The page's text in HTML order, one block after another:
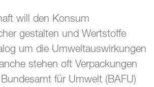
will den Konsum
gestalten und Wertstoffe
um die Umweltauswirkungen
stehen oft Verpackungen
für Umwelt (BAFU)